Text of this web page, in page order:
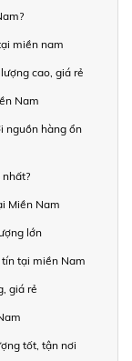
miền nam
cao, giá rẻ
Nam
nguồn hàng ổn
Miền Nam
lớn
tại miền Nam
giá rẻ
tốt, tận nơi